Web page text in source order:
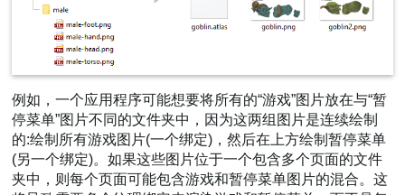
例如，一个应用程序可能想要将所有的“游戏”图片放在与“暂
停菜单”图片不同的文件夹中，因为这两组图片是连续绘制
的:绘制所有游戏图片(一个绑定)，然后在上方绘制暂停菜单
(另一个绑定)。如果这些图片位于一个包含多个页面的文件
夹中，则每个页面可能包含游戏和暂停菜单图片的混合。这